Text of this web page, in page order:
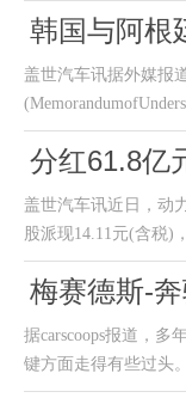
韩国与阿根
盖世汽车讯据外媒报
分红61.8亿
盖世汽车讯近日，动
股派现14.11元(含税)
梅赛德斯-
据carscoops报道，
键方面走得有些过头